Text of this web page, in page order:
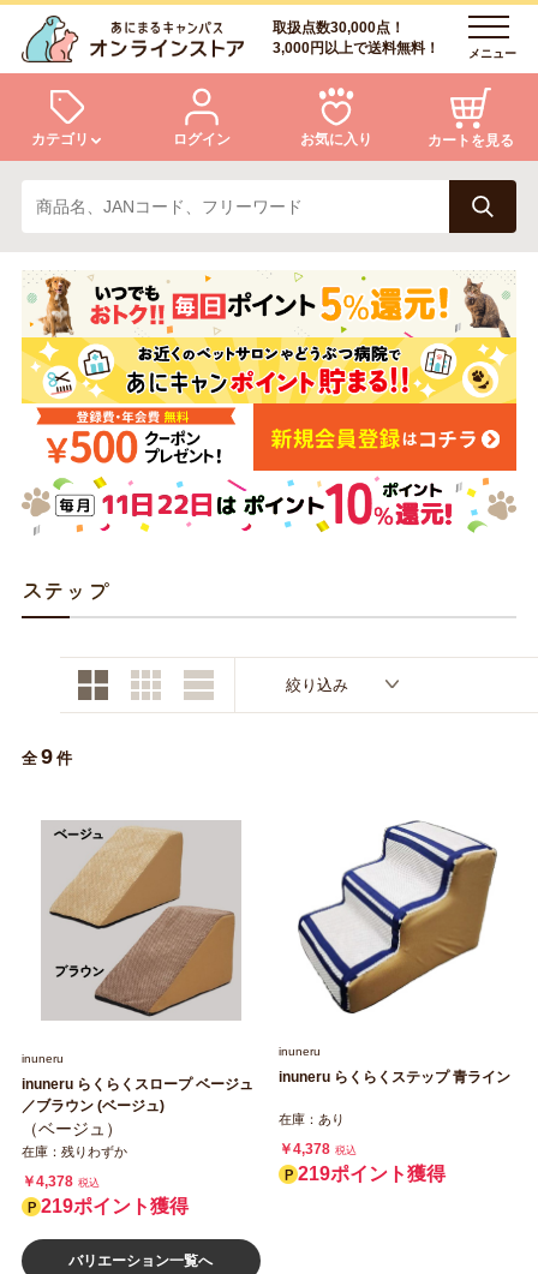
取扱点数30,000点！
3,000円以上で送料無料！
メニュー
カテゴリ
犬 猫
小動物・鳥 アクア・爬虫類・昆虫
ドッグフード キャットフード
美容・ケア用品 服・おさんぽ用品
日用品（デイリー）
トリマーグッズ シニアサポート
ログイン お気に入り カートを見る
ログイン
会員登録
あにまるキャンパスについて
アフターサービス
商品リクエスト
お問い合わせ
ステップ
絞り込み
全 9 件
inuneru
inuneru らくらくスロープ ベージュ
／ブラウン (ベージュ)
（ベージュ）
在庫：残りわずか
￥4,378 税込
219ポイント獲得
バリエーション一覧へ
inuneru
inuneru らくらくステップ 青ライン
在庫：あり
￥4,378 税込
219ポイント獲得